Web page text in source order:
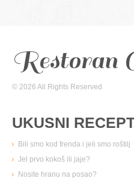
Restoran
© 2026 All Rights Reserved
UKUSNI
Bili smo kod frenda i jeli smo roštilj
Jel prvo kokoš ili jaje?
Nosite hranu na posao?